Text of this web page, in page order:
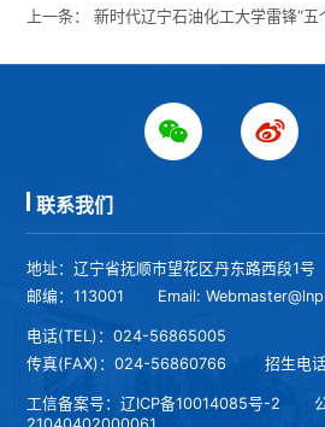
上一条：新时代辽宁石油化工大学雷锋“五
联系我们
地址：辽宁省抚顺市望花区丹东路西段1号
邮编：113001
Email:
电话(TEL)：024-56865005
传真(FAX)：024-56860766
招生电
工信备案号：辽ICP备10014085号-2 公